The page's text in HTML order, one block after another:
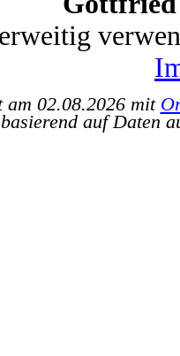
am 02.08.2026 mit
basierend auf Daten